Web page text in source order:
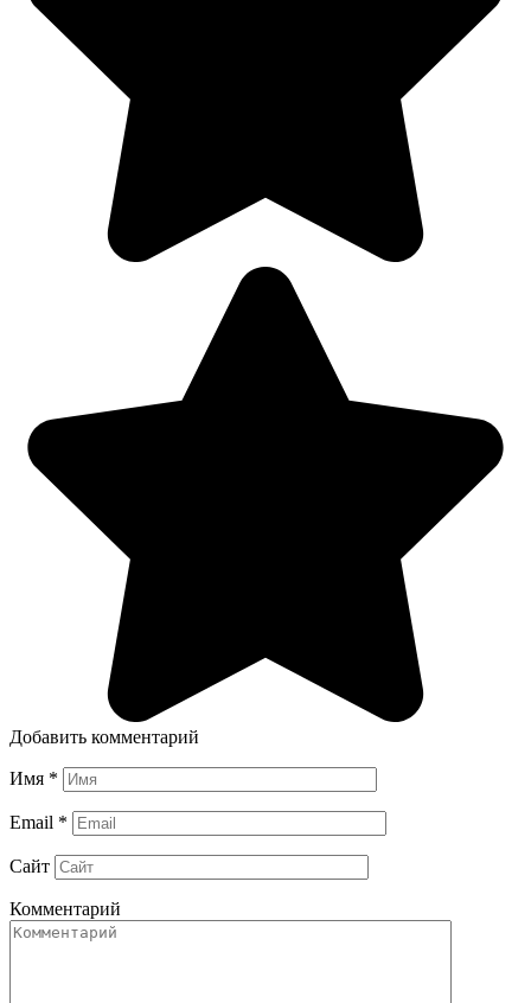
Добавить комментарий
Имя *
Email *
Сайт
Комментарий